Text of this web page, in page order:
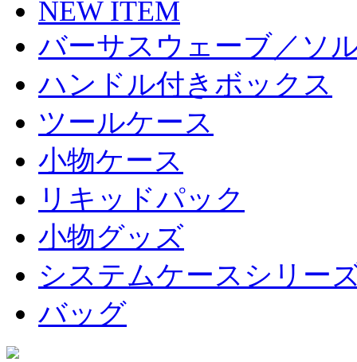
NEW ITEM
バーサスウェーブ／ソ
ハンドル付きボックス
ツールケース
小物ケース
リキッドパック
小物グッズ
システムケースシリー
バッグ